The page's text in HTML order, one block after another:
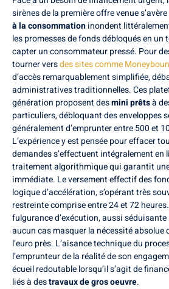
sirènes de la première offre venue
à la consommationinondent
les promesses de fonds débloqués en un
capter un consommateur pressé. Pour
tourner versdes sites comme
d’accès remarquablement simplifiée,
administratives traditionnelles. Ces
génération proposent desmini prêtsà
particuliers, débloquant des enveloppes
généralement d’emprunter entre 500 et
L’expérience y est pensée pour effacer
demandes s’effectuent intégralement en
traitement algorithmique qui garantit
immédiate. Le versement effectif des
logique d’accélération, s’opérant très
restreinte comprise entre 24 et 72
fulgurance d’exécution, aussi
aucun cas masquer la nécessité absolue
l’euro près. L’aisance technique du
l’emprunteur de la réalité de son
écueil redoutable lorsqu’il s’agit de
liés à destravaux de gros oeuvre.